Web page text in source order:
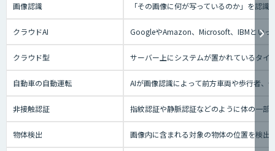
画像認識 「その画像に何が写っているのか」を認
クラウドAI GoogleやAmazon、Microsoft、IBMといっ
クラウド型 サーバー上にシステムが置かれているタ
自動車の自動運転 AIが画像認識によって前方車両や歩行者、
非接触認証 指紋認証や静脈認証などのように体の一部
物体検出 画像内に含まれる対象の物体の位置を検出